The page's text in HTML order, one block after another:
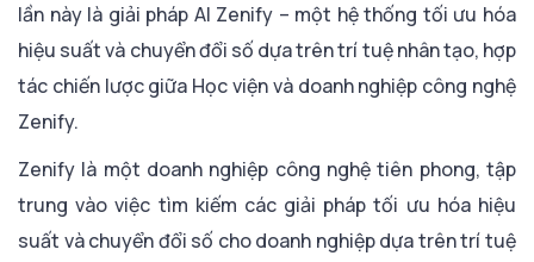
lần này là giải pháp AI Zenify – một hệ thống tối ưu hóa
hiệu suất và chuyển đổi số dựa trên trí tuệ nhân tạo, hợp
tác chiến lược giữa Học viện và doanh nghiệp công nghệ
Zenify.
Zenify là một doanh nghiệp công nghệ tiên phong, tập
trung vào việc tìm kiếm các giải pháp tối ưu hóa hiệu
suất và chuyển đổi số cho doanh nghiệp dựa trên trí tuệ